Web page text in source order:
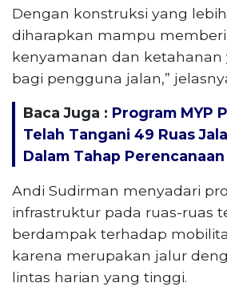
Dengan konstruksi yang
diharapkan mampu
kenyamanan dan ketahanan
bagi pengguna jalan,”
Baca Juga : Program MYP
Telah Tangani 49 Ruas
Dalam Tahap Perencanaan
Andi Sudirman menyadari
infrastruktur pada ruas-ruas
berdampak terhadap
karena merupakan jalur
lintas harian yang tinggi.